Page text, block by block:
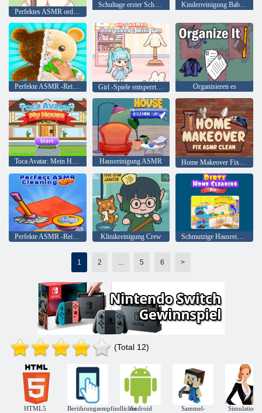
Perfektes ASMR ordentlich
Schultage erster Schultag Kinderreinigung Baby Girl School
Girl -Spiele entsperrten Mini -Spaß Organisieren es
Toca Avatar: Mein Haus Hausreinigung ASMR Home Makeover Fix AsMR sauber
Perfekte ASMR -Reinigung Klinikreinigung Crew Schmutzige Hausreinigung Fix
1 2 ... 5 6 >
(Total 12)
HTML5
BerührungsempfindlicherAndroid Sammel-